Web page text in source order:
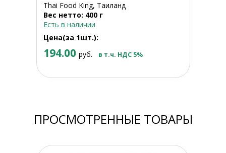
Thai Food King, Таиланд
Вес нетто: 400 г
Есть в наличии
Цена(за 1шт.):
194.00 руб. в т.ч. НДС 5%
ПРОСМОТРЕННЫЕ ТОВАРЫ